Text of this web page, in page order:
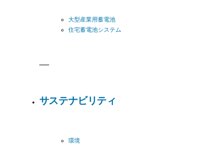
大型産業用蓄電池
住宅蓄電池システム
サステナビリティ
環境